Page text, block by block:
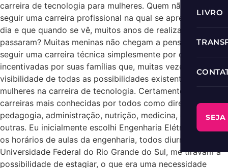
LIVRO
carreira de tecnologia para mulheres. Quem não gosta de
seguir uma carreira profissional na qual se aprende todo o
dia e que quando se vê, muitos anos de realização se
passaram? Muitas meninas não chegam a pensar em
seguir uma carreira técnica simplesmente por que não são
incentivadas por suas famílias que, muitas vezes, não têm
visibilidade de todas as possibilidades existente para
mulheres na carreira de tecnologia. Certamente há
carreiras mais conhecidas por todos como direito,
pedagogia, administração, nutrição, medicina, e muitas
outras. Eu inicialmente escolhi Engenharia Elétrica. Porém
os horários de aulas da engenharia, todos diurnos na
Universidade Federal do Rio Grande do Sul, me tiravam a
possibilidade de estagiar, o que era uma necessidade